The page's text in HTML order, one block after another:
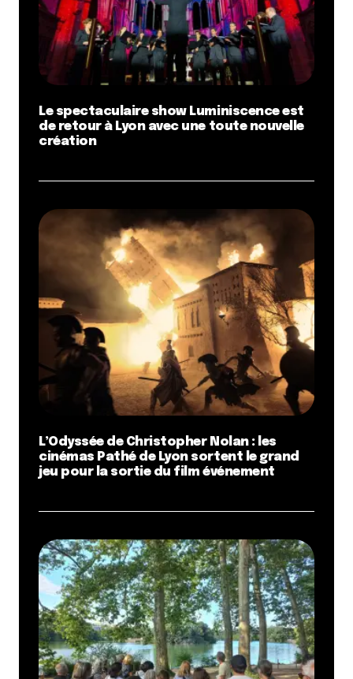
Le spectaculaire show Luminiscence est
de retour à Lyon avec une toute nouvelle
création
L’Odyssée de Christopher Nolan : les
cinémas Pathé de Lyon sortent le grand
jeu pour la sortie du film événement